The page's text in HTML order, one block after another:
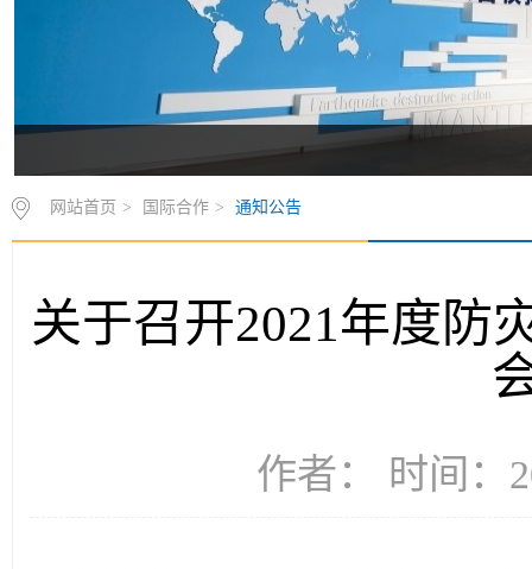
网站首页 > 国际合作 > 通知公告
关于召开2021年度防
作者： 时间：